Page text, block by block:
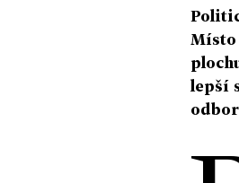
Místo
lepší